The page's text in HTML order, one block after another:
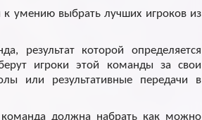
к умению выбрать лучших игроков из
результат которой определяется
игроки этой команды за свои
или результативные передачи в
должна набрать как можно